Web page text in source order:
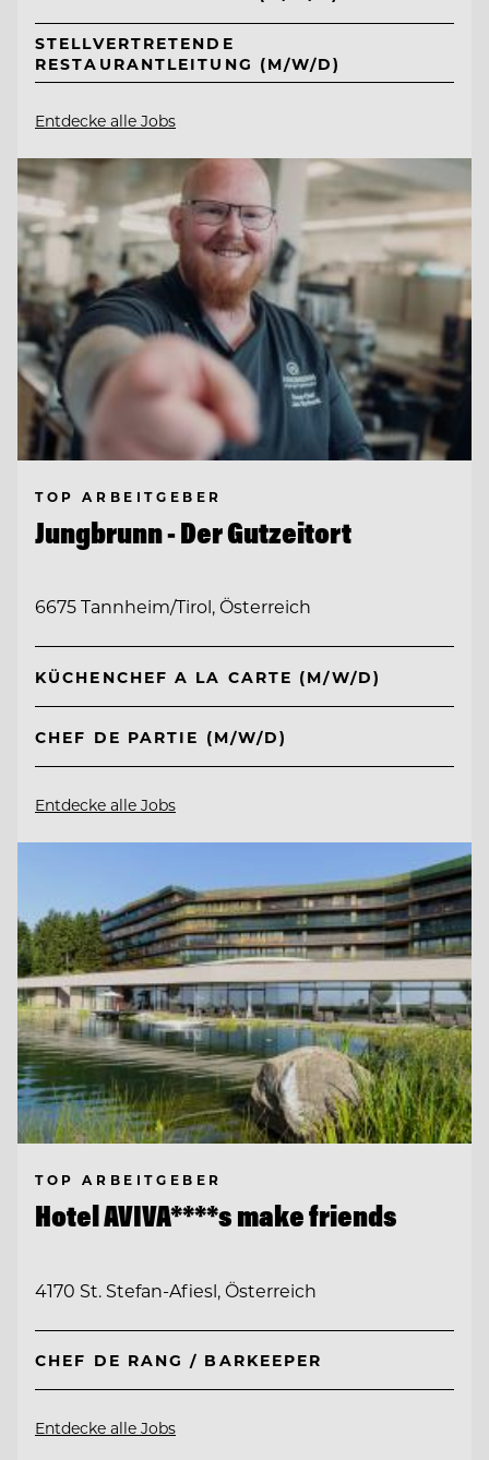
STELLVERTRETENDE
RESTAURANTLEITUNG (M/W/D)
Entdecke alle Jobs
TOP ARBEITGEBER
Jungbrunn - Der Gutzeitort
6675 Tannheim/Tirol, Österreich
KÜCHENCHEF A LA CARTE (M/W/D)
CHEF DE PARTIE (M/W/D)
Entdecke alle Jobs
TOP ARBEITGEBER
Hotel AVIVA****s make friends
4170 St. Stefan-Afiesl, Österreich
CHEF DE RANG / BARKEEPER
Entdecke alle Jobs